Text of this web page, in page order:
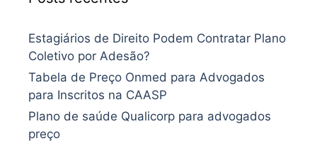
Estagiários de Direito Podem Contratar Plano
Coletivo por Adesão?
Tabela de Preço Onmed para Advogados
para Inscritos na CAASP
Plano de saúde Qualicorp para advogados
preço